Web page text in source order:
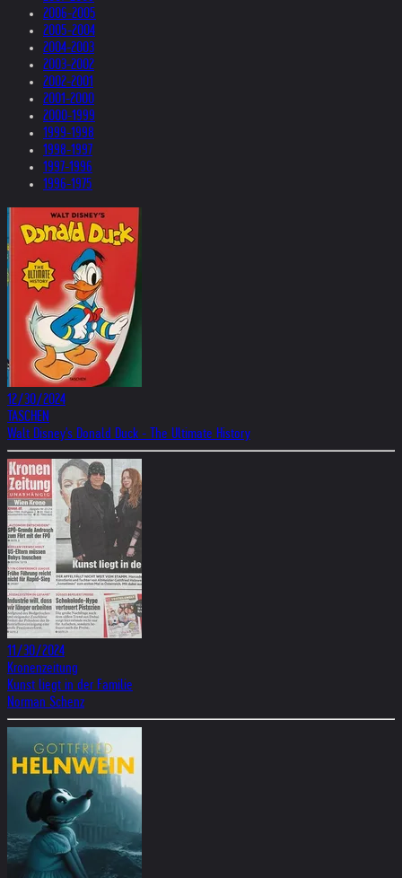
2006-2005
2005-2004
2004-2003
2003-2002
2002-2001
2001-2000
2000-1999
1999-1998
1998-1997
1997-1996
1996-1975
12/30/2024
TASCHEN
Walt Disney's Donald Duck - The Ultimate History
11/30/2024
Kronenzeitung
Kunst liegt in der Familie
Norman Schenz